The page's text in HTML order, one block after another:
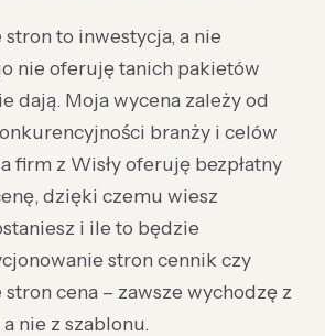
to inwestycja, a nie
nie oferuję tanich pakietów
dają. Moja wycena zależy od
branży i celów
firm z Wisły oferuję bezpłatny
dzięki czemu wiesz
i ile to będzie
stron cennik czy
cena – zawsze wychodzę z
nie z szablonu.